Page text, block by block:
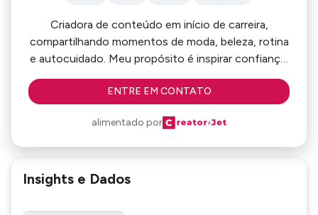
Criadora de conteúdo em início de carreira,
compartilhando momentos de moda, beleza, rotina
e autocuidado. Meu propósito é inspirar confiança,
bem-estar e autenticidade em cada post.💖
ENTRE EM CONTATO
alimentado por
Insights e Dados